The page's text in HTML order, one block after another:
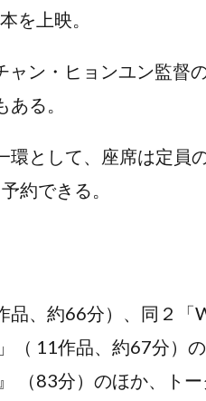
を上映。
ン・ヒョンユン監督
る。
として、座席は定員
約できる。
、約66分）、同２「
（ 11作品、約67分）
（83分）のほか、トー